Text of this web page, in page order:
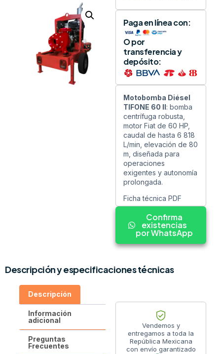
Paga en línea con:
O por
transferencia y
depósito:
Motobomba Diésel
TIFONE 60 II: bomba
centrífuga robusta,
motor Fiat de 60 HP,
caudal de hasta 6 818
L/min, elevación de 80
m, diseñada para
operaciones
exigentes y autonomía
prolongada.
Ficha técnica PDF
Confirma
existencias
por WhatsApp
Descripción y especificaciones técnicas
Descripción
Información
adicional
Preguntas
Frecuentes
Vendemos y
entregamos a toda la
República Mexicana
con envío garantizado